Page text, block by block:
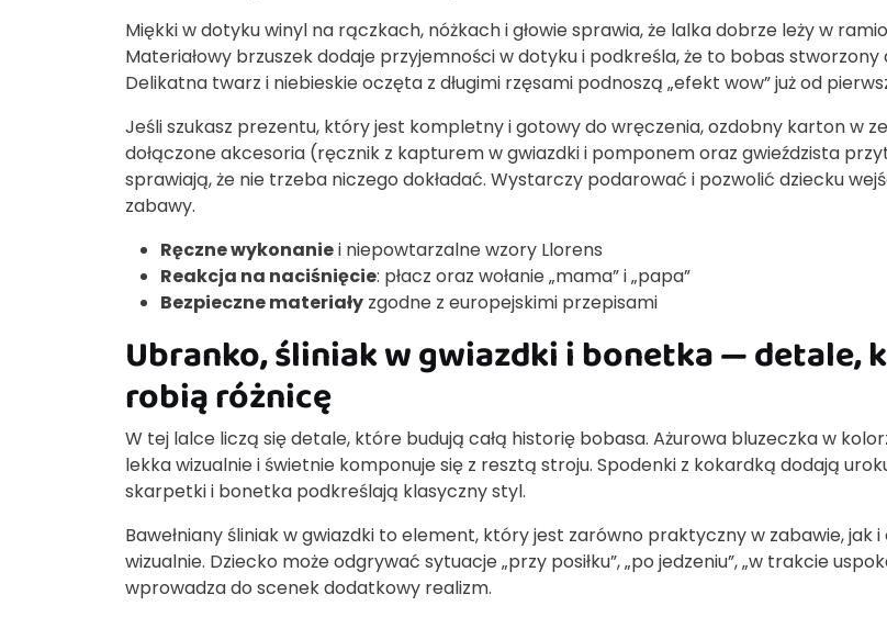
Miękki w dotyku winyl na rączkach, nóżkach i głowie sprawia, że lalka dobrze leży w
Materiałowy brzuszek dodaje przyjemności w dotyku i podkreśla, że to bobas stworzony
Delikatna twarz i niebieskie oczęta z długimi rzęsami podnoszą „efekt wow” już od
Jeśli szukasz prezentu, który jest kompletny i gotowy do wręczenia, ozdobny karton w
dołączone akcesoria (ręcznik z kapturem w gwiazdki i pomponem oraz gwieździsta
sprawiają, że nie trzeba niczego dokładać. Wystarczy podarować i pozwolić dziecku
zabawy.
Ręczne wykonaniei niepowtarzalne wzory Llorens
Reakcja na naciśnięcie: płacz oraz wołanie „mama” i „papa”
Bezpieczne materiały zgodne z europejskimi przepisami
Ubranko, śliniak w gwiazdki i bonetka — detale,
robią różnicę
W tej lalce liczą się detale, które budują całą historię bobasa. Ażurowa bluzeczka w
lekka wizualnie i świetnie komponuje się z resztą stroju. Spodenki z kokardką dodają
skarpetki i bonetka podkreślają klasyczny styl.
Bawełniany śliniak w gwiazdki to element, który jest zarówno praktyczny w zabawie, jak
wizualnie. Dziecko może odgrywać sytuacje „przy posiłku”, „po jedzeniu”, „w trakcie
wprowadza do scenek dodatkowy realizm.